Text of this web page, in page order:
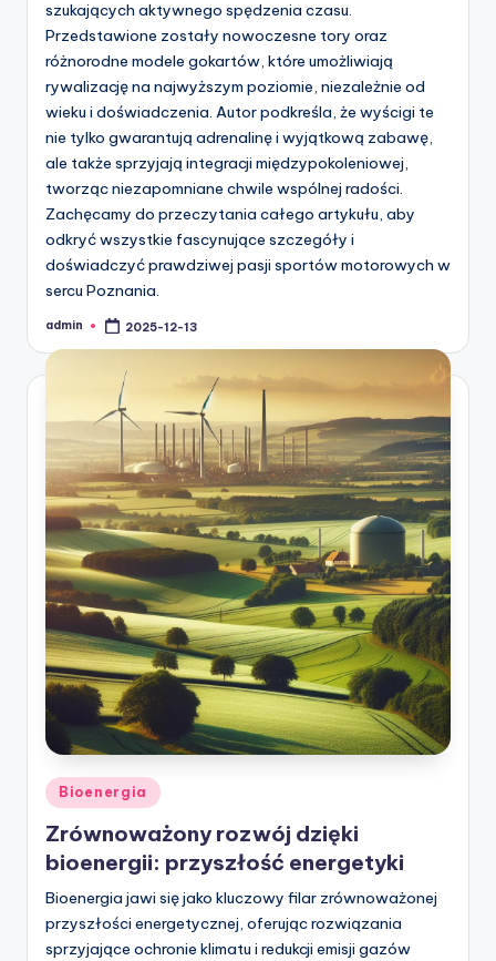
szukających aktywnego spędzenia czasu.
Przedstawione zostały nowoczesne tory oraz
różnorodne modele gokartów, które umożliwiają
rywalizację na najwyższym poziomie, niezależnie od
wieku i doświadczenia. Autor podkreśla, że wyścigi te
nie tylko gwarantują adrenalinę i wyjątkową zabawę,
ale także sprzyjają integracji międzypokoleniowej,
tworząc niezapomniane chwile wspólnej radości.
Zachęcamy do przeczytania całego artykułu, aby
odkryć wszystkie fascynujące szczegóły i
doświadczyć prawdziwej pasji sportów motorowych w
sercu Poznania.
Posted
admin 2025-12-13
Posted
in
Bioenergia
Zrównoważony rozwój dzięki
bioenergii: przyszłość energetyki
Bioenergia jawi się jako kluczowy filar zrównoważonej
przyszłości energetycznej, oferując rozwiązania
sprzyjające ochronie klimatu i redukcji emisji gazów